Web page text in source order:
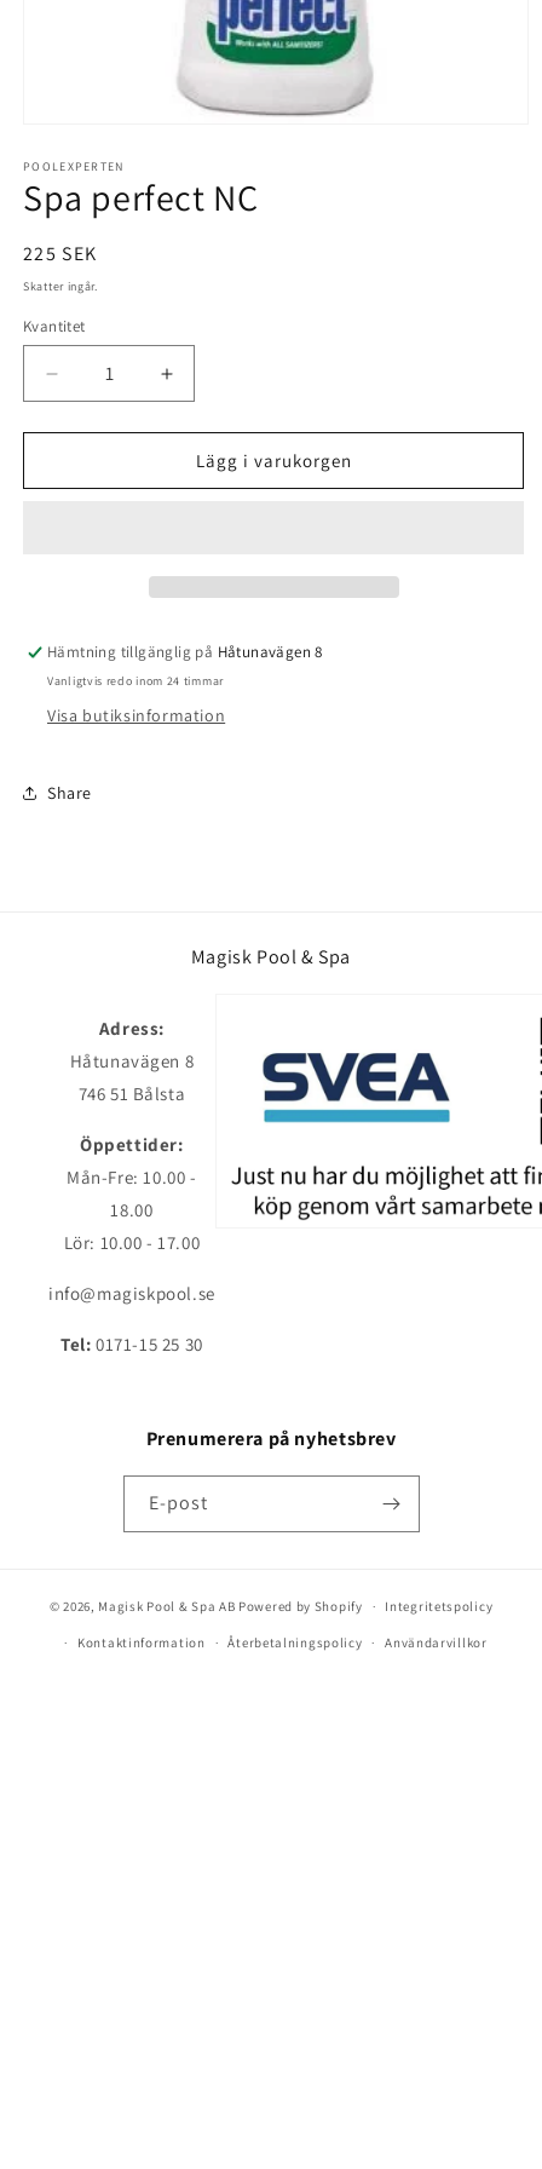
1
i
modalfönster
POOLEXPERTEN
Spa perfect NC
Ordinarie
pris
225 SEK
Skatter ingår.
Kvantitet
Minska
kvantitet
för
perfect
Öka
kvantitet
för
Spa
perfect
Lägg i varukorgen
Hämtning tillgänglig på Håtunavägen 8
Vanligtvis redo inom 24 timmar
Visa butiksinformation
Share
Magisk Pool & Spa
Adress:
Håtunavägen 8
746 51 Bålsta
Öppettider:
Mån-Fre: 10.00 -
18.00
Lör: 10.00 - 17.00
info@magiskpool.se
Tel: 0171-15 25 30
Prenumerera på nyhetsbrev
E-post
© 2026, Magisk Pool & Spa AB Powered by Shopify Integritetspolicy
Kontaktinformation Återbetalningspolicy Användarvillkor